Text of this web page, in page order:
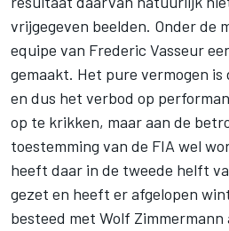
vrijgegeven beelden. Onder de
equipe van Frederic Vasseur
gemaakt. Het pure vermogen is
en dus het verbod op
op te krikken, maar aan de
toestemming van de FIA wel
heeft daar in de tweede helft
gezet en heeft er afgelopen
besteed met Wolf Zimmermann